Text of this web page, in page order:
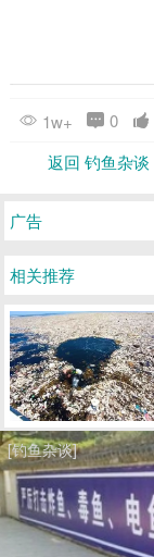
1w+ 0
返回 钓鱼杂谈
广告
相关推荐
[钓鱼杂谈]